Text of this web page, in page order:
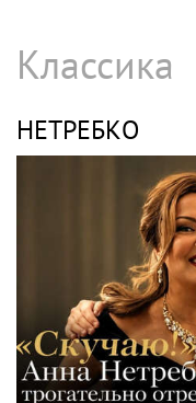
Классика
НЕТРЕБКО